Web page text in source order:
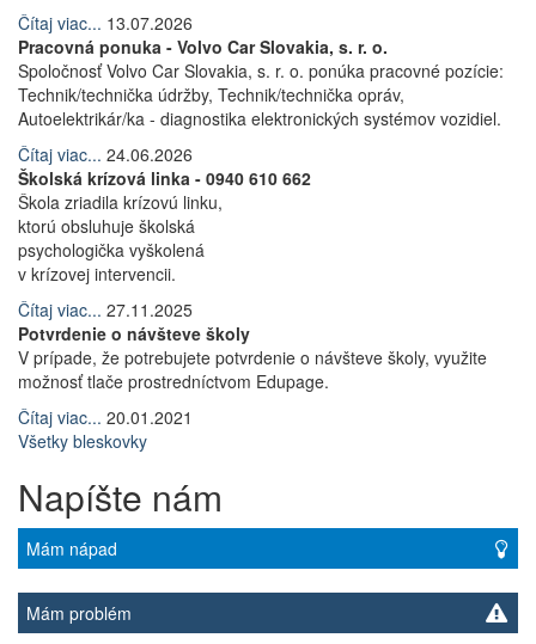
Čítaj viac... 13.07.2026
Pracovná ponuka - Volvo Car Slovakia, s. r. o.
Spoločnosť Volvo Car Slovakia, s. r. o. ponúka pracovné pozície:
Technik/technička údržby, Technik/technička opráv,
Autoelektrikár/ka - diagnostika elektronických systémov vozidiel.
Čítaj viac... 24.06.2026
Školská krízová linka - 0940 610 662
Škola zriadila krízovú linku,
ktorú obsluhuje školská
psychologička vyškolená
v krízovej intervencii.
Čítaj viac... 27.11.2025
Potvrdenie o návšteve školy
V prípade, že potrebujete potvrdenie o návšteve školy, využite
možnosť tlače prostredníctvom Edupage.
Čítaj viac... 20.01.2021
Všetky bleskovky
Napíšte nám
Mám nápad
Mám problém